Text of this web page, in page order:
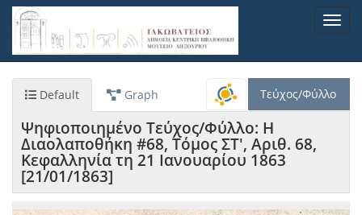
Παράκαμψη
προς
κυρίως
Default Graph Τεύχος/Φύλλο
Ψηφιοποιημένο Τεύχος/Φύλλο: Η
Διαολαποθήκη #68, Τόμος ΣΤ', Αριθ. 68,
Κεφαλληνία τη 21 Ιανουαρίου 1863
[21/01/1863]